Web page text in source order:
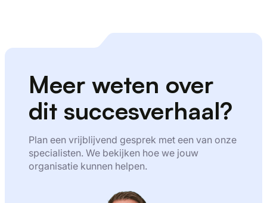
Meer weten over
dit succesverhaal?
Plan een vrijblijvend gesprek met een van onze
specialisten. We bekijken hoe we jouw
organisatie kunnen helpen.